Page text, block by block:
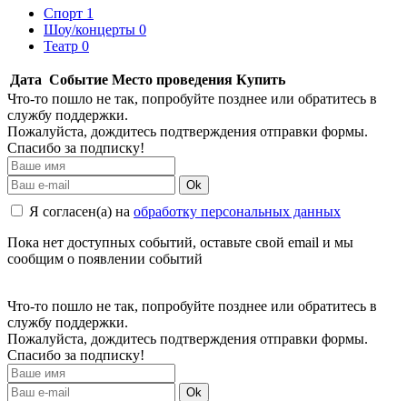
Спорт 1
Шоу/концерты 0
Театр 0
Дата Событие Место проведения Купить
Что-то пошло не так, попробуйте позднее или обратитесь в
службу поддержки.
Пожалуйста, дождитесь подтверждения отправки формы.
Спасибо за подписку!
Ok
Я согласен(а) на обработку персональных данных
Пока нет доступных событий, оставьте свой email и мы
сообщим о появлении событий
Что-то пошло не так, попробуйте позднее или обратитесь в
службу поддержки.
Пожалуйста, дождитесь подтверждения отправки формы.
Спасибо за подписку!
Ok